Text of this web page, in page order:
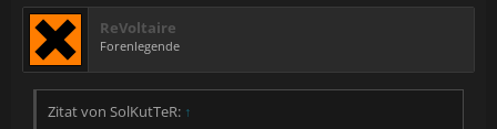
ReVoltaire
Forenlegende
Zitat von SolKutTeR: ↑